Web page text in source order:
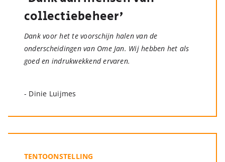
collectiebeheer’
Dank voor het te voorschijn halen van de
onderscheidingen van Ome Jan. Wij hebben het als
goed en indrukwekkend ervaren.
- Dinie Luijmes
TENTOONSTELLING